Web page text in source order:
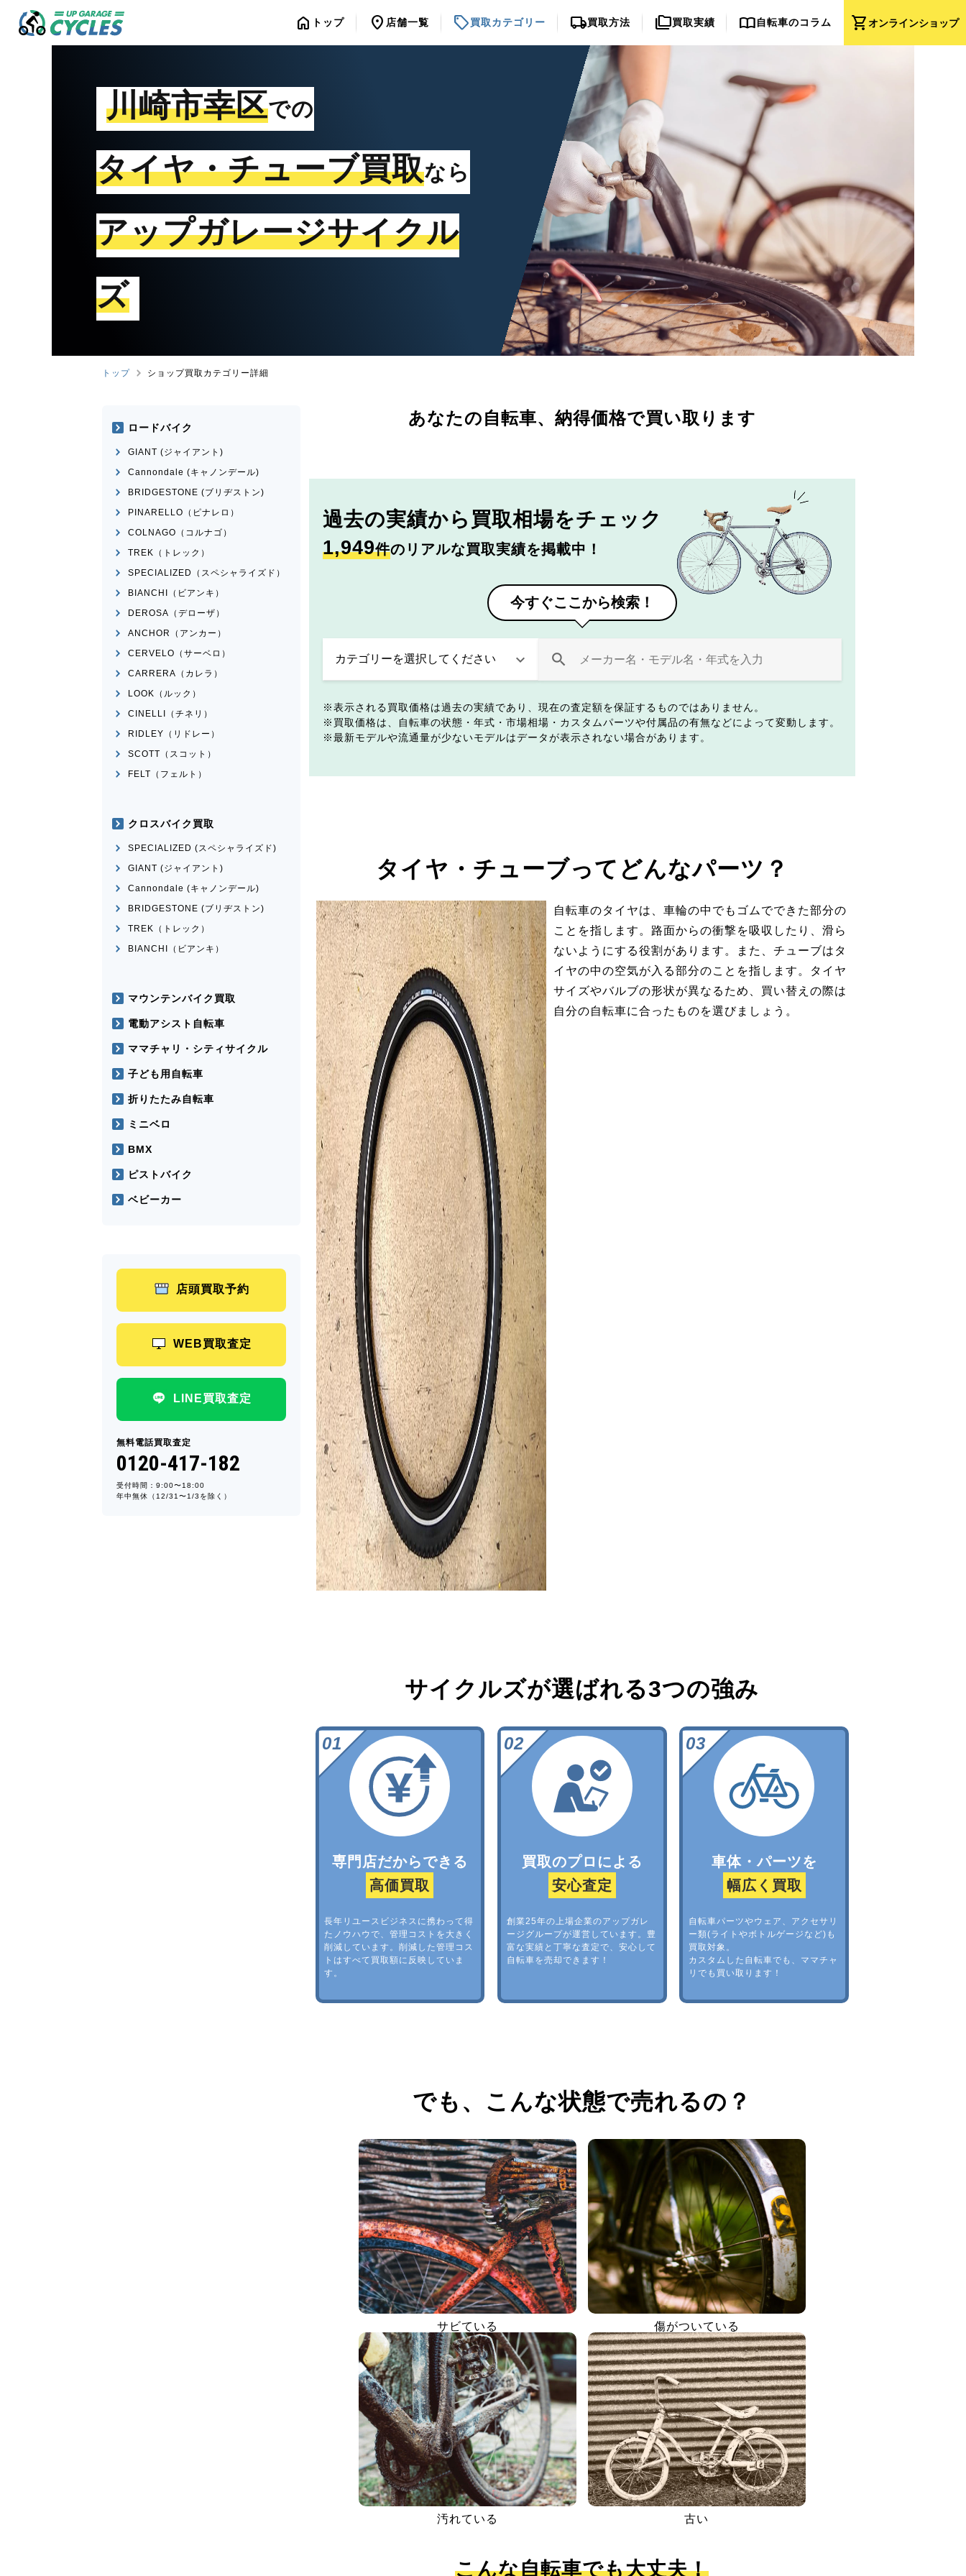
shopping_cartオンラインショップ
home トップ location_on 店舗一覧 sell買取カテゴリー local_shipping買取方法 folder_copy買取実績 import_contacts自転車のコラム
川崎市幸区での
タイヤ・チューブ買取なら
アップガレージサイクル
ズ
トップ ショップ買取カテゴリー詳細
あなたの自転車、 納得価格で買い取ります
過去の実績から 買取相場をチェック
1,949件のリアルな買取実績を掲載中！
今すぐここから検索！
表示される買取価格は過去の実績であり、現在の査定額を保証するものではありません。
買取価格は、自転車の状態・年式・市場相場・カスタムパーツや付属品の有無などによって変動します。
最新モデルや流通量が少ないモデルはデータが表示されない場合があります。
タイヤ・チューブってどんなパーツ？
自転車のタイヤは、車輪の中でもゴムでできた部分の
ことを指します。路面からの衝撃を吸収したり、滑ら
ないようにする役割があります。また、チューブはタ
イヤの中の空気が入る部分のことを指します。タイヤ
サイズやバルブの形状が異なるため、買い替えの際は
自分の自転車に合ったものを選びましょう。
サイクルズが選ばれる3つの強み
専門店だからできる
高価買取
長年リユースビジネスに携わって得
たノウハウで、管理コストを大きく
削減しています。削減した管理コス
トはすべて買取額に反映していま
す。
買取のプロによる
安心査定
創業25年の上場企業のアップガレ
ージグループが運営しています。豊
富な実績と丁寧な査定で、安心して
自転車を売却できます！
車体・パーツを
幅広く買取
自転車パーツやウェア、アクセサリ
ー類(ライトやボトルゲージなど)も
買取対象。
カスタムした自転車でも、ママチャ
リでも買い取ります！
でも、 こんな状態で売れるの？
サビている 傷がついている
汚れている 古い
こんな自転車でも大丈夫！
ロードバイク
GIANT (ジャイアント)
Cannondale (キャノンデール)
BRIDGESTONE (ブリヂストン)
PINARELLO（ピナレロ）
COLNAGO（コルナゴ）
TREK（トレック）
SPECIALIZED（スペシャライズド）
BIANCHI（ビアンキ）
DEROSA（デローザ）
ANCHOR（アンカー）
CERVELO（サーベロ）
CARRERA（カレラ）
LOOK（ルック）
CINELLI（チネリ）
RIDLEY（リドレー）
SCOTT（スコット）
FELT（フェルト）
クロスバイク買取
SPECIALIZED (スペシャライズド)
GIANT (ジャイアント)
Cannondale (キャノンデール)
BRIDGESTONE (ブリヂストン)
TREK（トレック）
BIANCHI（ビアンキ）
マウンテンバイク買取
電動アシスト自転車
ママチャリ・シティサイクル
子ども用自転車
折りたたみ自転車
ミニベロ
BMX
ピストバイク
ベビーカー
店頭買取予約
WEB買取査定
LINE買取査定
無料電話買取査定
0120-417-182
受付時間：9:00〜18:00
年中無休（12/31〜1/3を除く）